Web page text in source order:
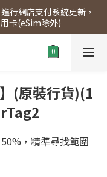
（優惠期至2026年12月
費。
行網店支付系統更新，
卡(eSim除外)
（優惠期至2026年12月
費。
(原裝行貨)(1
，精準尋找範圍